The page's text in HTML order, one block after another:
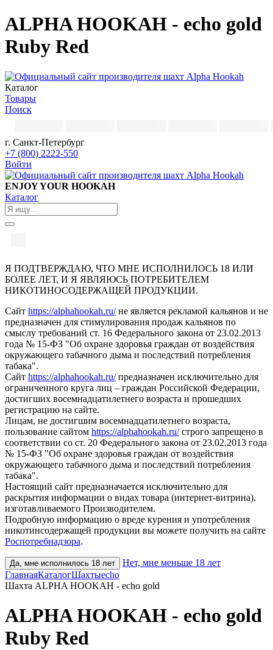
ALPHA HOOKAH - echo gold
Ruby Red
Каталог
Товары
Поиск
г. Санкт-Петербург
+7 (800) 2222-550
Войти
ENJOY YOUR HOOKAH
Каталог
Я ПОДТВЕРЖДАЮ, ЧТО МНЕ ИСПОЛНИЛОСЬ 18 ИЛИ
БОЛЕЕ ЛЕТ, И Я ЯВЛЯЮСЬ ПОТРЕБИТЕЛЕМ
НИКОТИНОСОДЕРЖАЩЕЙ ПРОДУКЦИИ.
Сайт https://alphahookah.ru/не является рекламой кальянов и не
предназначен для стимулирования продаж кальянов по
смыслу требований ст. 16 Федерального закона от 23.02.2013
года № 15-ФЗ "Об охране здоровья граждан от воздействия
окружающего табачного дыма и последствий потребления
табака".
Сайт https://alphahookah.ru/предназначен исключительно для
ограниченного круга лиц – граждан Российской Федерации,
достигших восемнадцатилетнего возраста и прошедших
регистрацию на сайте.
Лицам, не достигшим восемнадцатилетнего возраста,
пользование сайтом https://alphahookah.ru/строго запрещено в
соответствии со ст. 20 Федерального закона от 23.02.2013 года
№ 15-ФЗ "Об охране здоровья граждан от воздействия
окружающего табачного дыма и последствий потребления
табака".
Настоящий сайт предназначается исключительно для
раскрытия информации о видах товара (интернет-витрина),
изготавливаемого Производителем.
Подробную информацию о вреде курения и употребления
никотинсодержащей продукции вы можете получить на сайте
Роспотребнадзора.
Да, мне исполнилось 18 лет
Нет, мне меньше 18 лет
ГлавнаяКаталогШахтыecho
Шахта ALPHA HOOKAH - echo gold
ALPHA HOOKAH - echo gold
Ruby Red